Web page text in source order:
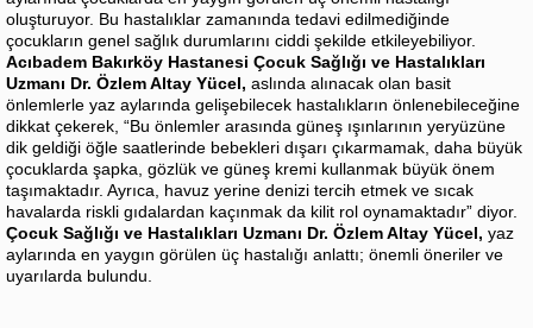
oluşturuyor. Bu hastalıklar zamanında tedavi edilmediğinde
çocukların genel sağlık durumlarını ciddi şekilde etkileyebiliyor.
Acıbadem Bakırköy Hastanesi Çocuk Sağlığı ve Hastalıkları
Uzmanı Dr. Özlem Altay Yücel, aslında alınacak olan basit
önlemlerle yaz aylarında gelişebilecek hastalıkların önlenebileceğine
dikkat çekerek, “Bu önlemler arasında güneş ışınlarının yeryüzüne
dik geldiği öğle saatlerinde bebekleri dışarı çıkarmamak, daha büyük
çocuklarda şapka, gözlük ve güneş kremi kullanmak büyük önem
taşımaktadır. Ayrıca, havuz yerine denizi tercih etmek ve sıcak
havalarda riskli gıdalardan kaçınmak da kilit rol oynamaktadır” diyor.
Çocuk Sağlığı ve Hastalıkları Uzmanı Dr. Özlem Altay Yücel, yaz
aylarında en yaygın görülen üç hastalığı anlattı; önemli öneriler ve
uyarılarda bulundu.